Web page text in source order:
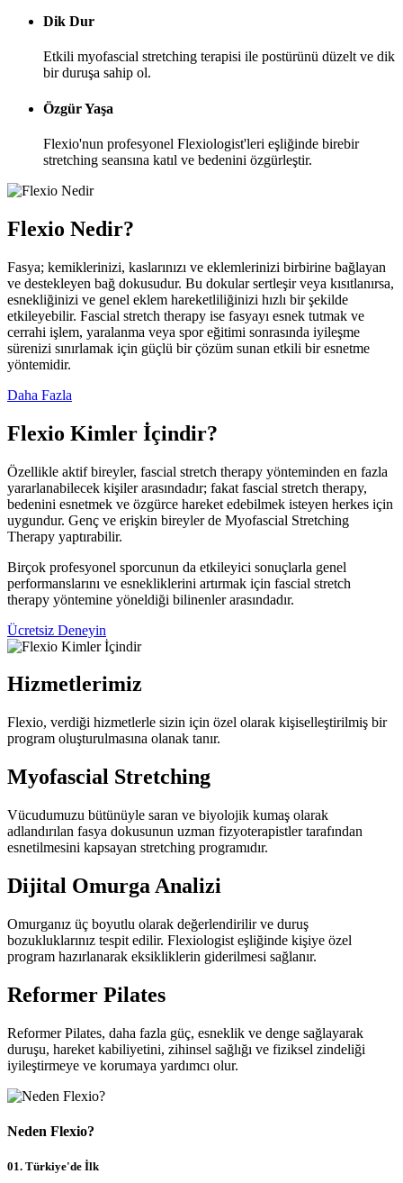
Dik Dur
Etkili myofascial stretching terapisi ile postürünü düzelt ve dik
bir duruşa sahip ol.
Özgür Yaşa
Flexio'nun profesyonel Flexiologist'leri eşliğinde birebir
stretching seansına katıl ve bedenini özgürleştir.
Flexio Nedir?
Fasya; kemiklerinizi, kaslarınızı ve eklemlerinizi birbirine bağlayan
ve destekleyen bağ dokusudur. Bu dokular sertleşir veya kısıtlanırsa,
esnekliğinizi ve genel eklem hareketliliğinizi hızlı bir şekilde
etkileyebilir. Fascial stretch therapy ise fasyayı esnek tutmak ve
cerrahi işlem, yaralanma veya spor eğitimi sonrasında iyileşme
sürenizi sınırlamak için güçlü bir çözüm sunan etkili bir esnetme
yöntemidir.
Daha Fazla
Flexio Kimler İçindir?
Özellikle aktif bireyler, fascial stretch therapy yönteminden en fazla
yararlanabilecek kişiler arasındadır; fakat fascial stretch therapy,
bedenini esnetmek ve özgürce hareket edebilmek isteyen herkes için
uygundur. Genç ve erişkin bireyler de Myofascial Stretching
Therapy yaptırabilir.
Birçok profesyonel sporcunun da etkileyici sonuçlarla genel
performanslarını ve esnekliklerini artırmak için fascial stretch
therapy yöntemine yöneldiği bilinenler arasındadır.
Ücretsiz Deneyin
Hizmetlerimiz
Flexio, verdiği hizmetlerle sizin için özel olarak kişiselleştirilmiş bir
program oluşturulmasına olanak tanır.
Myofascial Stretching
Vücudumuzu bütünüyle saran ve biyolojik kumaş olarak
adlandırılan fasya dokusunun uzman fizyoterapistler tarafından
esnetilmesini kapsayan stretching programıdır.
Dijital Omurga Analizi
Omurganız üç boyutlu olarak değerlendirilir ve duruş
bozukluklarınız tespit edilir. Flexiologist eşliğinde kişiye özel
program hazırlanarak eksikliklerin giderilmesi sağlanır.
Reformer Pilates
Reformer Pilates, daha fazla güç, esneklik ve denge sağlayarak
duruşu, hareket kabiliyetini, zihinsel sağlığı ve fiziksel zindeliği
iyileştirmeye ve korumaya yardımcı olur.
Neden Flexio?
01. Türkiye'de İlk